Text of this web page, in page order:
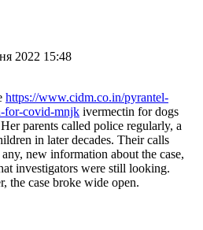
2022 15:48
https://www.cidm.co.in/pyrantel-
for-covid-mnjk ivermectin for dogs
parents called police regularly, a
in later decades. Their calls
new information about the case,
investigators were still looking.
the case broke wide open.